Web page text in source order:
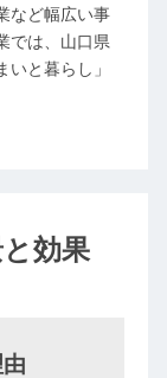
など幅広い事
では、山口県
と暮らし」
効果